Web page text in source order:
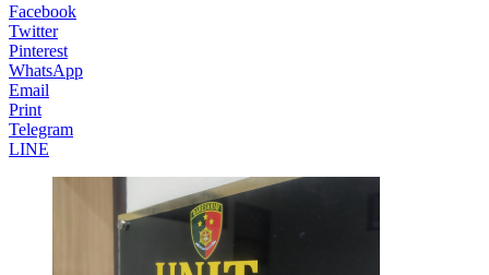
Facebook
Twitter
Pinterest
WhatsApp
Email
Print
Telegram
LINE